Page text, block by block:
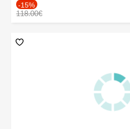
-15%
118.00€